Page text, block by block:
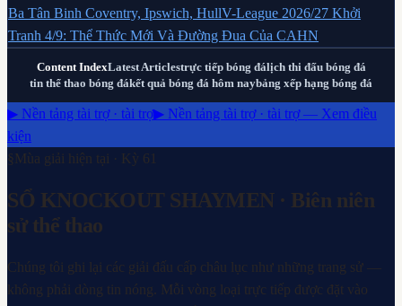
Ba Tân Binh Coventry, Ipswich, HullV-League 2026/27 Khởi
Tranh 4/9: Thể Thức Mới Và Đường Đua Của CAHN
Content IndexLatest Articlestrực tiếp bóng đálịch thi đấu bóng đá
tin thể thao bóng đákết quả bóng đá hôm naybảng xếp hạng bóng đá
▶ Nền tảng tài trợ · tài trợ▶ Nền tảng tài trợ · tài trợ — Xem điều
kiện
§ Mùa giải hiện tại · Kỳ 61
SỔ KNOCKOUT SHAYMEN· Biên niên
sử thể thao
Chúng tôi ghi lại các giải đấu cấp châu lục như những trang sử —
không phải dòng tin nóng. Mỗi vòng loại trực tiếp được đặt vào